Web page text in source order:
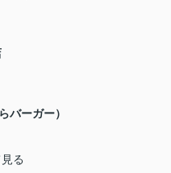
バーガー）
る